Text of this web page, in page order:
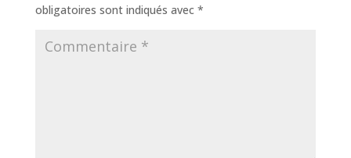
obligatoires sont indiqués avec *